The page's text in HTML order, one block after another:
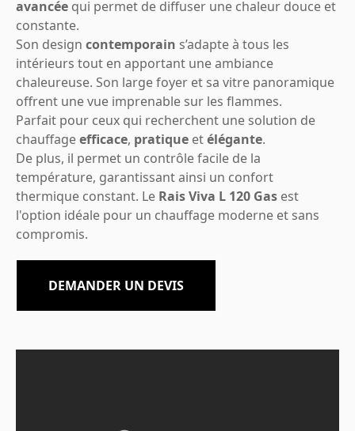
avancée qui permet de diffuser une chaleur douce et
constante.
Son design contemporain s’adapte à tous les
intérieurs tout en apportant une ambiance
chaleureuse. Son large foyer et sa vitre panoramique
offrent une vue imprenable sur les flammes.
Parfait pour ceux qui recherchent une solution de
chauffageefficace, pratique etélégante.
De plus, il permet un contrôle facile de la
température, garantissant ainsi un confort
thermique constant. Le Rais Viva L 120 Gas est
l'option idéale pour un chauffage moderne et sans
compromis.
DEMANDER UN DEVIS